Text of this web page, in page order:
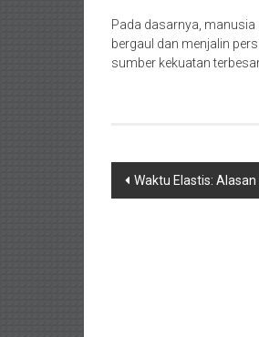
Pada dasarnya,
bergaul dan menjalin
sumber kekuatan
Navigasi
Waktu Elastis: